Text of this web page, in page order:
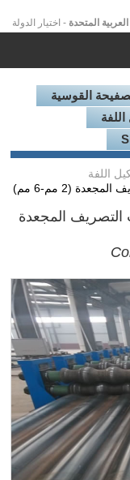
العربية المتحدة - اختيار الدولة
القوسية
اللفة
(2 مم-6 مم)
التصريف المجعدة